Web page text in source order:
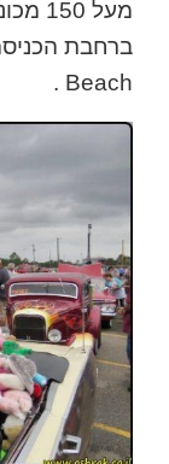
מעל
Beach .